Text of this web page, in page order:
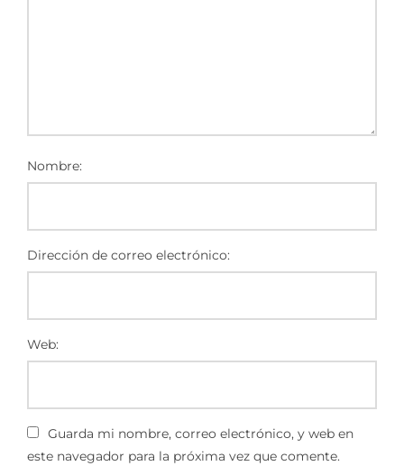
Nombre:
Dirección de correo electrónico:
Web:
Guarda mi nombre, correo electrónico, y web en
este navegador para la próxima vez que comente.